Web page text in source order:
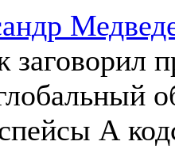
заговорил
А